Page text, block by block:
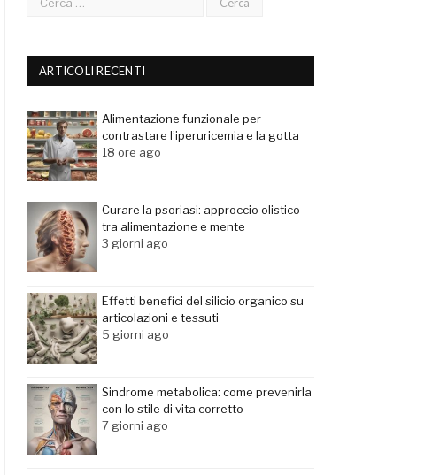
ARTICOLI RECENTI
Alimentazione funzionale per
contrastare l’iperuricemia e la gotta
18 ore ago
Curare la psoriasi: approccio olistico
tra alimentazione e mente
3 giorni ago
Effetti benefici del silicio organico su
articolazioni e tessuti
5 giorni ago
Sindrome metabolica: come prevenirla
con lo stile di vita corretto
7 giorni ago